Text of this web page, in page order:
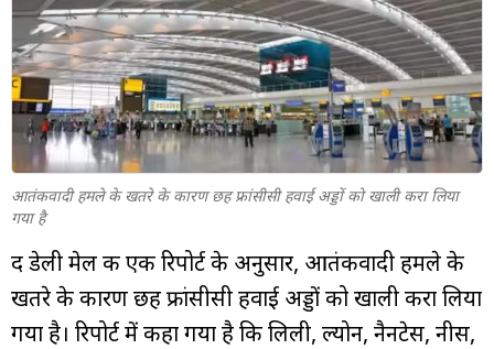
म्यूचुअल
फंड
आतंकवादी हमले के खतरे के कारण छह फ्रांसीसी हवाई अड्डों को खाली करा लिया
गया है
द डेली मेल की एक रिपोर्ट के अनुसार, आतंकवादी हमले के
खतरे के कारण छह फ्रांसीसी हवाई अड्डों को खाली करा लिया
गया है। रिपोर्ट में कहा गया है कि लिली, ल्योन, नैनटेस, नीस,